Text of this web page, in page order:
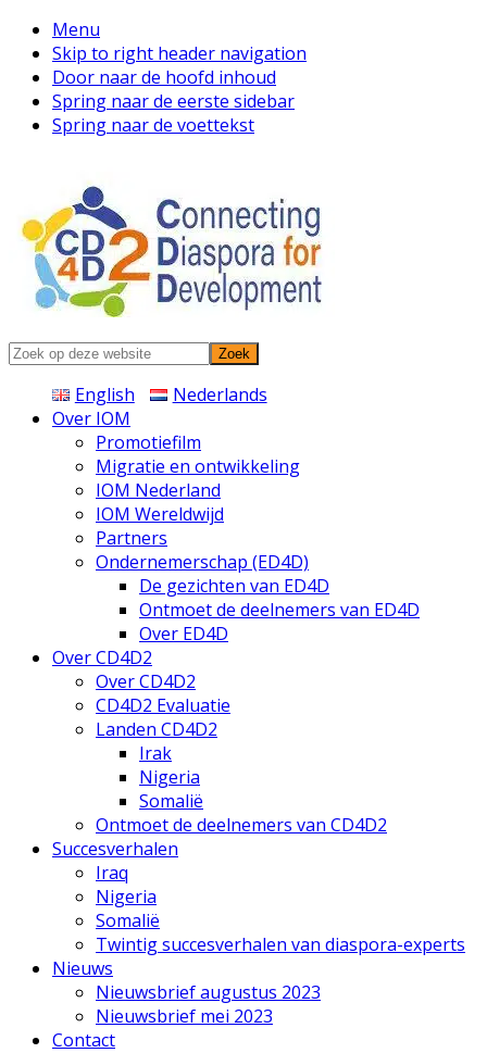
Menu
Skip to right header navigation
Door naar de hoofd inhoud
Spring naar de eerste sidebar
Spring naar de voettekst
Connecting
Zoek
website
English
Nederlands
Over IOM
Promotiefilm
Migratie en ontwikkeling
IOM Nederland
IOM Wereldwijd
Partners
Ondernemerschap (ED4D)
De gezichten van ED4D
Ontmoet de deelnemers van ED4D
Over ED4D
Over CD4D2
Over CD4D2
CD4D2 Evaluatie
Landen CD4D2
Irak
Nigeria
Somalië
Ontmoet de deelnemers van CD4D2
Succesverhalen
Iraq
Nigeria
Somalië
Twintig succesverhalen van diaspora-experts
Nieuws
Nieuwsbrief augustus 2023
Nieuwsbrief mei 2023
Contact